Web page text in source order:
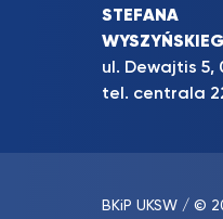
STEFANA
ul. Dewajtis 5,
tel. centrala
BKiP UKSW / ©